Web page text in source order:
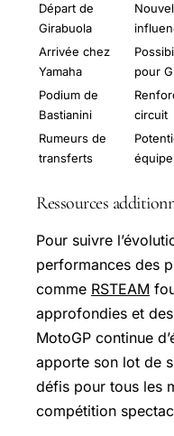
Départ de
Girabuola
Arrivée chez
Yamaha
pour
Podium de
Bastianini
circuit
Rumeurs de
transferts
Ressources
Pour suivre
performances des
comme RSTEAM
approfondies et
MotoGP continue
apporte son lot de
défis pour tous les
compétition